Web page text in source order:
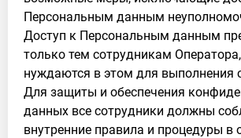
Персональным данным
Доступ к Персональным данным
только тем сотрудникам
нуждаются в этом для выполнения
Для защиты и обеспечения
данных все сотрудники должны
внутренние правила и процедуры в